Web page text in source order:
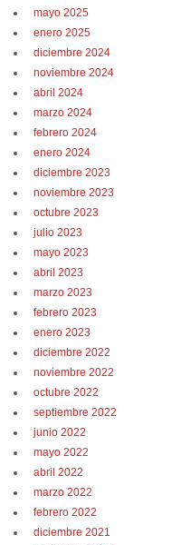
mayo 2025
enero 2025
diciembre 2024
noviembre 2024
abril 2024
marzo 2024
febrero 2024
enero 2024
diciembre 2023
noviembre 2023
octubre 2023
julio 2023
mayo 2023
abril 2023
marzo 2023
febrero 2023
enero 2023
diciembre 2022
noviembre 2022
octubre 2022
septiembre 2022
junio 2022
mayo 2022
abril 2022
marzo 2022
febrero 2022
diciembre 2021